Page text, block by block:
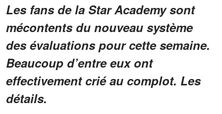
Les fans de la Star Academy sont
mécontents du nouveau système
des évaluations pour cette semaine.
Beaucoup d’entre eux ont
effectivement crié au complot. Les
détails.